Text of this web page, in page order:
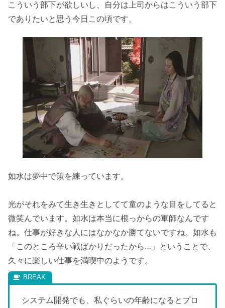
こういう部下が欲しいし、自分は上司からはこういう部下
でありたいと思う今日この頃です。
如水は夢中で策を練っています。
光がそれをみて生き生きとしてて童のような目をしてると
微笑んでいます。如水は本当に根っからの軍師なんです
ね。仕事が好きな人にはなかなか勝てないですね。如水も
「このところ辛い戦ばかりだったから…」ということで、
久々に楽しい仕事を満喫中のようです。
システム開発でも、私ぐらいの年齢になるとプロ